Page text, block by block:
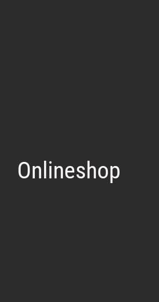
Onlineshop